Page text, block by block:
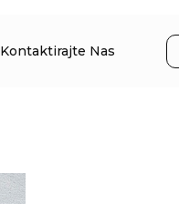
Kontaktirajte Nas